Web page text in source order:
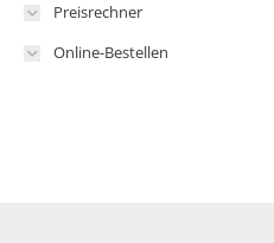
Preisrechner
Online-Bestellen